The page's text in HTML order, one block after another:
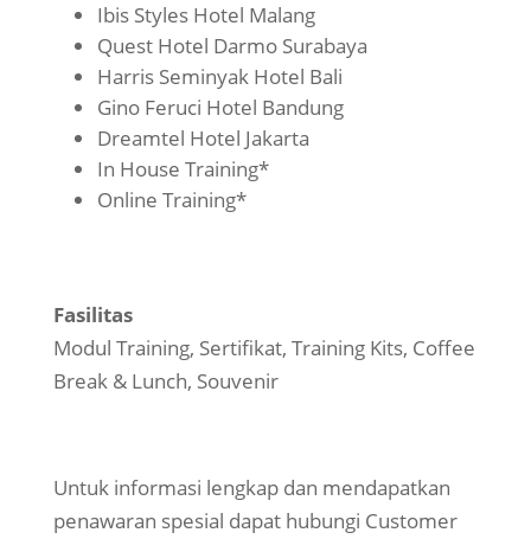
Ibis Styles Hotel Malang
Quest Hotel Darmo Surabaya
Harris Seminyak Hotel Bali
Gino Feruci Hotel Bandung
Dreamtel Hotel Jakarta
In House Training*
Online Training*
Fasilitas
Modul Training, Sertifikat, Training Kits, Coffee
Break & Lunch, Souvenir
Untuk informasi lengkap dan mendapatkan
penawaran spesial dapat hubungi Customer